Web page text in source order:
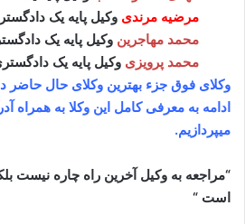
مرضیه مرندی وکیل پایه یک
محمد مهاجرین وکیل پایه یک
محمد پرویزی وکیل پایه یک
وکلای فوق جزء بهترین وکلای حال حاضر
ادامه به معرفی کامل این وکلا به
میپردازیم.
“مراجعه به وکیل آخرین راه چاره نیست
است “